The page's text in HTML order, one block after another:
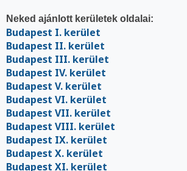
Neked ajánlott kerületek oldalai:
Budapest I. kerület
Budapest II. kerület
Budapest III. kerület
Budapest IV. kerület
Budapest V. kerület
Budapest VI. kerület
Budapest VII. kerület
Budapest VIII. kerület
Budapest IX. kerület
Budapest X. kerület
Budapest XI. kerület